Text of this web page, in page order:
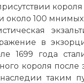
100 мнимых
в
1699 года
короля после
таким
☓